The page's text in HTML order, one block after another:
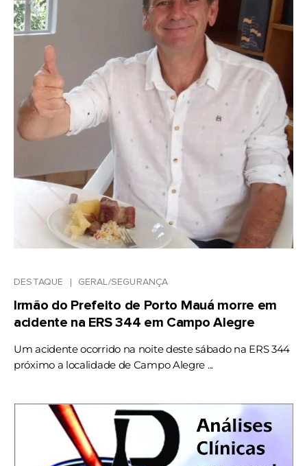
DESTAQUE GERAL/SEGURANÇA
Irmão do Prefeito de Porto Mauá morre em
acidente na ERS 344 em Campo Alegre
Um acidente ocorrido na noite deste sábado na ERS 344
próximo a localidade de Campo Alegre ...